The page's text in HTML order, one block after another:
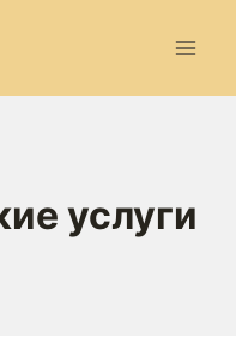
услуги